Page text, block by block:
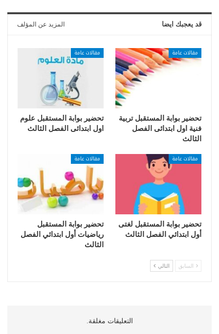
قد يعجبك ايضا المزيد عن المؤلف
مقالات عامة
تحضير بوابة المستقبل تربية
فنية اول ابتدائى الفصل
الثالث
مقالات عامة
تحضير بوابة المستقبل علوم
اول ابتدائى الفصل الثالث
مقالات عامة
تحضير بوابة المستقبل لغتى
أول ابتدائي الفصل الثالث
مقالات عامة
تحضير بوابة المستقبل
رياضيات أول ابتدائي الفصل
الثالث
السابق التالي
التعليقات مغلقة.